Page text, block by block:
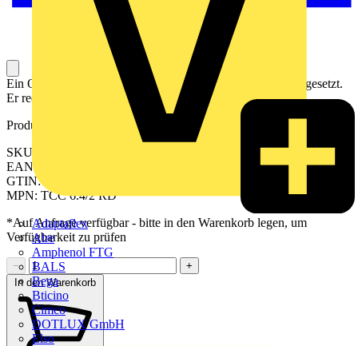
Adaptaflex
Alre
Amphenol FTG
BALS
Bega
Bticino
Cimco
DOTLUX GmbH
Elso
Ein Querverbinder wird zum Brücken von Anschlüssen eingesetzt.
Er reduzieren die Verdrahtungszeit um bis zu 60 %.
Produktkennzeichen
SKU: 2556390000
EAN: 04050118566901
GTIN: 04050118566901
MPN: TCC 6.4/2 RD
*Auf Anfrage verfügbar - bitte in den Warenkorb legen, um
Verfügbarkeit zu prüfen
−
+
In den Warenkorb